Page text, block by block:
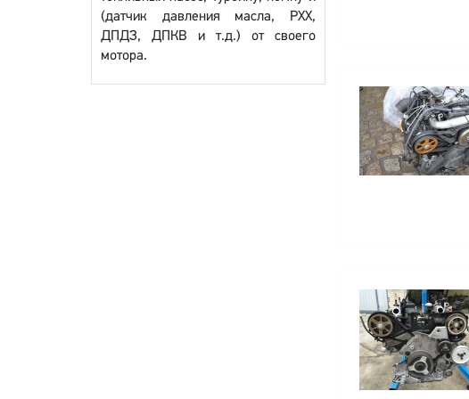
(датчик давления масла, РХХ,
ДПДЗ, ДПКВ и т.д.) от своего
мотора.